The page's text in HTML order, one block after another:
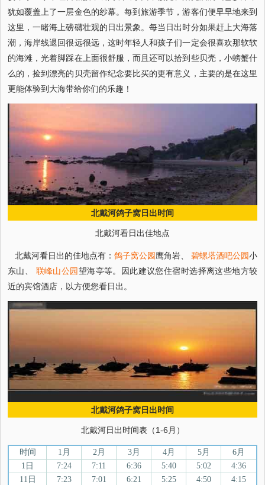
犹如覆盖上了一层金色的纱幕。每到旅游季节，游客们便早早地来到
这里，一睹海上磅礴壮观的日出景象。每当日出时分如果赶上大海落
潮，海岸线退回很远很远，这时年轻人和孩子们一定会很喜欢那软软
的海滩，光着脚踩在上面很舒服，而且还可以拾到些贝壳，小螃蟹什
么的，捡到漂亮的贝壳留作纪念要比买的更有意义，主要的是在这里
更能体验到大海带给你们的乐趣！
北戴河鸽子窝日出时间
北戴河看日出佳地点
北戴河看日出的佳地点有： 鸽子窝公园鹰角岩、 碧螺塔酒吧公园小
东山、 联峰山公园望海亭等。因此建议您住宿时选择离这些地方较
近的宾馆酒店，以方便您看日出。
北戴河鸽子窝日出时间
北戴河日出时间表（1-6月）
时间 1月 2月 3月 4月 5月
6月
1日
7:24 7:11 6:36 5:40 5:02
4:36
11日
7:23 7:01 6:21 5:25 4:50
4:15